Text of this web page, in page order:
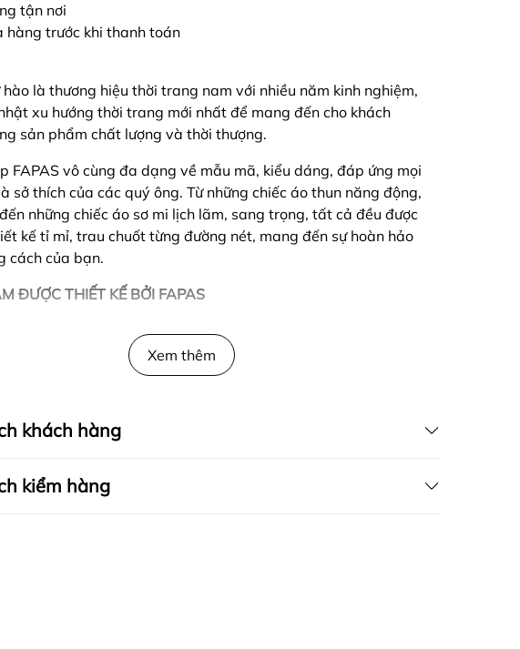
tận nơi
hàng trước khi thanh toán
hào là thương hiệu thời trang nam với nhiều năm kinh nghiệm,
xu hướng thời trang mới nhất để mang đến cho khách
sản phẩm chất lượng và thời thượng.
FAPAS vô cùng đa dạng về mẫu mã, kiểu dáng, đáp ứng mọi
sở thích của các quý ông. Từ những chiếc áo thun năng động,
những chiếc áo sơ mi lịch lãm, sang trọng, tất cả đều được
kế tỉ mỉ, trau chuốt từng đường nét, mang đến sự hoàn hảo
cách của bạn.
ĐƯỢC THIẾT KẾ BỞI FAPAS
Xem thêm
khách hàng
kiểm hàng